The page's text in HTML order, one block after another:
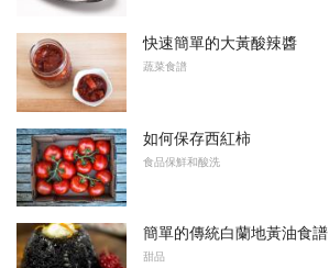
快速簡單的大黃酸辣醬
蔬菜食譜
如何保存西紅柿
食品保鮮和酸洗
簡單的傳統白蘭地黃油食譜
甜品